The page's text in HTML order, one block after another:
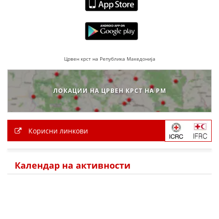
Црвен крст на Република Македонија
ЛОКАЦИИ НА ЦРВЕН КРСТ НА РМ
Корисни линкови
Календар на активности